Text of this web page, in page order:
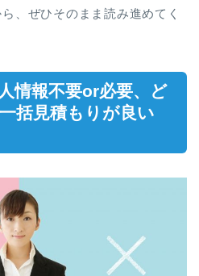
、ぜひそのまま読み進めてく
情報不要or必要、ど
括見積もりが良い